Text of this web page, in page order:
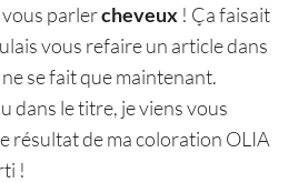
parlercheveux ! Ça faisait
vous refaire un article dans
se fait que maintenant.
dans le titre, je viens vous
résultat de ma coloration OLIA
!